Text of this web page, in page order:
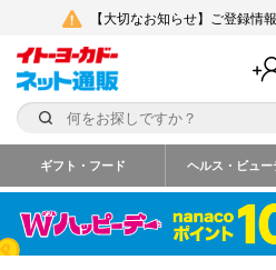
【大切なお知らせ】ご登録情
ギフト・フード ヘルス・ビュー